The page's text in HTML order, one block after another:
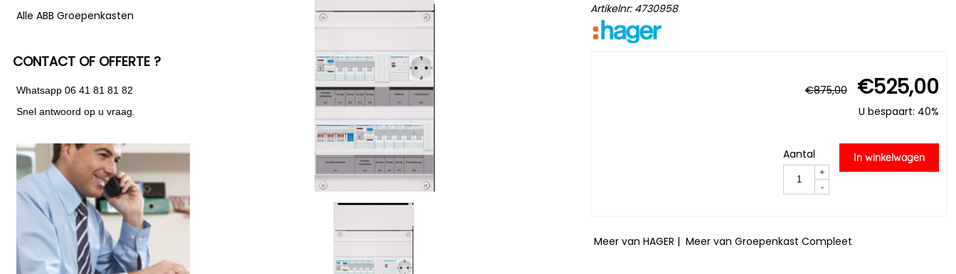
Alle ABB Groepenkasten
CONTACT OF OFFERTE ?
Whatsapp 06 41 81 81 82
Snel antwoord op u vraag.
Artikelnr: 4730958
€875,00 €525,00
U bespaart: 40%
Aantal
+
-
In winkelwagen
Meer van HAGER | Meer van Groepenkast Compleet